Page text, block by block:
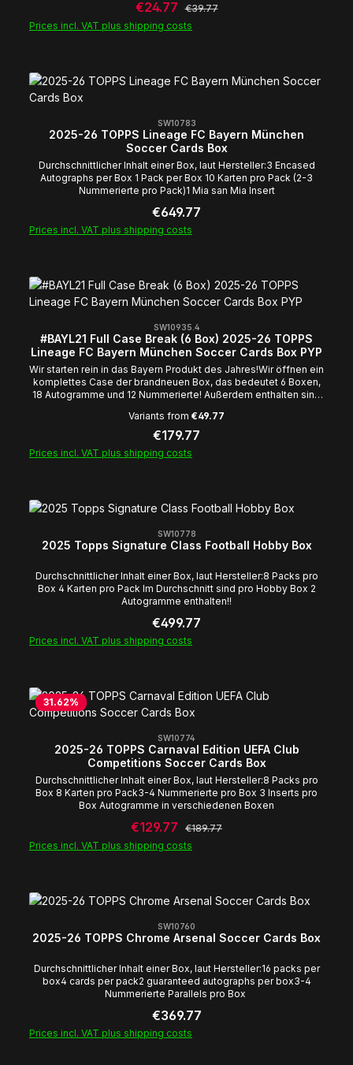
Sale price:
€24.77 Regular price:
€39.77
Prices incl. VAT plus shipping costs
SW10783
2025-26 TOPPS Lineage FC Bayern München
Soccer Cards Box
Durchschnittlicher Inhalt einer Box, laut Hersteller:3 Encased
Autographs per Box 1 Pack per Box 10 Karten pro Pack (2-3
Nummerierte pro Pack)1 Mia san Mia Insert
Regular price:
€649.77
Prices incl. VAT plus shipping costs
SW10935.4
#BAYL21 Full Case Break (6 Box) 2025-26 TOPPS
Lineage FC Bayern München Soccer Cards Box PYP
Wir starten rein in das Bayern Produkt des Jahres!Wir öffnen ein
komplettes Case der brandneuen Box, das bedeutet 6 Boxen,
18 Autogramme und 12 Nummerierte! Außerdem enthalten sind
aller Zeiten! Je nach Breakspot kann es passieren, dass euer
Spot leer ausgeht! Sollte es dazu kommen, dass ein
zugewiesen werden kann, so wird dieses via
rein in die Breaks! Wir wünschen euch dicke Hits! Euer Team
Hersteller:3 Encased Autographs per Box 1 Pack per Box 10
Karten pro Pack (2-3 Nummerierte pro Pack)1 Mia san Mia Insert
Variants from €49.77
Regular price:
€179.77
Prices incl. VAT plus shipping costs
SW10778
2025 Topps Signature Class Football Hobby Box
Durchschnittlicher Inhalt einer Box, laut Hersteller:8 Packs pro
Box 4 Karten pro Pack Im Durchschnitt sind pro Hobby Box 2
Autogramme enthalten!!
Regular price:
€499.77
Prices incl. VAT plus shipping costs
31.62%
SW10774
2025-26 TOPPS Carnaval Edition UEFA Club
Competitions Soccer Cards Box
Durchschnittlicher Inhalt einer Box, laut Hersteller:8 Packs pro
Box 8 Karten pro Pack3-4 Nummerierte pro Box 3 Inserts pro
Box Autogramme in verschiedenen Boxen
Sale price:
€129.77 Regular price:
€189.77
Prices incl. VAT plus shipping costs
SW10760
2025-26 TOPPS Chrome Arsenal Soccer Cards Box
Durchschnittlicher Inhalt einer Box, laut Hersteller:16 packs per
box4 cards per pack2 guaranteed autographs per box3-4
Nummerierte Parallels pro Box
Regular price:
€369.77
Prices incl. VAT plus shipping costs